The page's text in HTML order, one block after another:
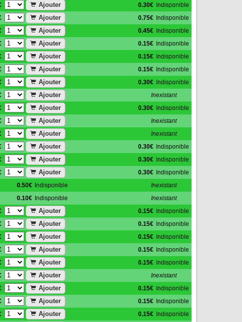
Ajouter 0.30€ Indisponible
Ajouter 0.75€ Indisponible
Ajouter 0.45€ Indisponible
Ajouter 0.15€ Indisponible
Ajouter 0.15€ Indisponible
Ajouter 0.15€ Indisponible
Ajouter 0.30€ Indisponible
Ajouter Inexistant
Ajouter 0.30€ Indisponible
Ajouter Inexistant
Ajouter Inexistant
Ajouter 0.30€ Indisponible
Ajouter 0.30€ Indisponible
Ajouter 0.30€ Indisponible
0.50€ Indisponible Inexistant
0.10€ Indisponible Inexistant
Ajouter 0.15€ Indisponible
Ajouter 0.15€ Indisponible
Ajouter 0.15€ Indisponible
Ajouter 0.15€ Indisponible
Ajouter 0.15€ Indisponible
Ajouter Inexistant
Ajouter 0.15€ Indisponible
Ajouter 0.15€ Indisponible
Ajouter 0.15€ Indisponible